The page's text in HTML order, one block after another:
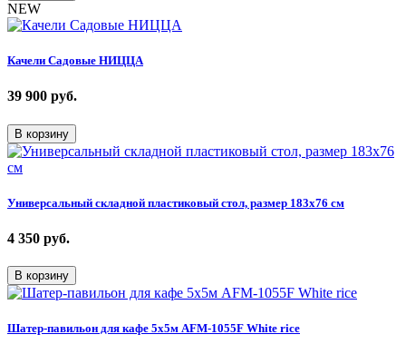
NEW
Качели Садовые НИЦЦА
39 900 руб.
В корзину
Универсальный складной пластиковый стол, размер 183х76 см
4 350 руб.
В корзину
Шатер-павильон для кафе 5х5м AFM-1055F White rice